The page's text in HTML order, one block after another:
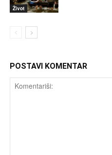
Život
POSTAVI KOMENTAR